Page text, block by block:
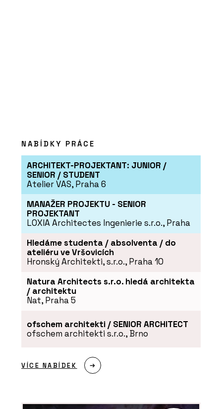
ČLÁNKY
Dominantou rekonstruované bývalé
fořtovny v Sudetech se stala
kachlová kamna
Kolem kamen
NABÍDKY PRÁCE
ARCHITEKT-PROJEKTANT: JUNIOR /
SENIOR / STUDENT
Atelier VAS, Praha 6
MANAŽER PROJEKTU - SENIOR
PROJEKTANT
LOXIA Architectes Ingenierie s.r.o., Praha
Hledáme studenta / absolventa / do
ateliéru ve Vršovicích
Hronský Architekti, s.r.o., Praha 10
Natura Architects s.r.o. hledá architekta
/ architektu
Nat, Praha 5
ofschem architekti / SENIOR ARCHITECT
ofschem architekti s.r.o., Brno
VÍCE NABÍDEK